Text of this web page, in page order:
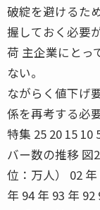
破綻を避けるた
握しておく必要
荷 主企業にとっ
ない。
ながらく値下げ
係を再考する必
特集 25 20 15
バー数の推移
位：万人） 02 年
年 94 年 93 年